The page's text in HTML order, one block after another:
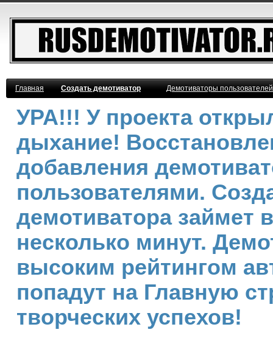
Главная Создать демотиватор Демотиваторы
УРА!!! У проекта
дыхание!
добавления
пользователями.
демотиватора займет
несколько минут.
высоким рейтингом
попадут на Главную
творческих успехов!